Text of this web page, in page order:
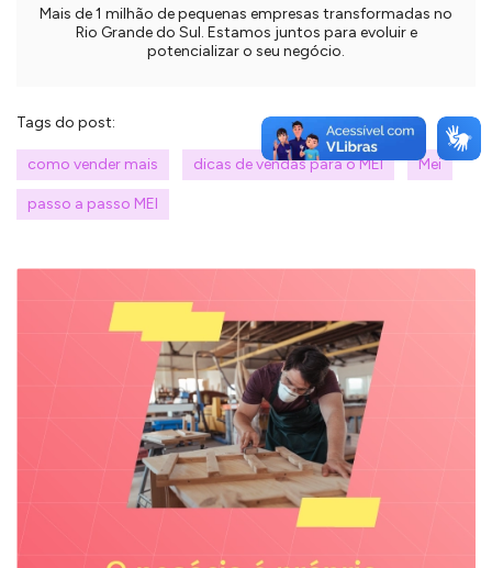
Mais de 1 milhão de pequenas empresas transformadas no
Rio Grande do Sul. Estamos juntos para evoluir e
potencializar o seu negócio.
Tags do post:
como vender mais dicas de vendas para o MEI Mei
passo a passo MEI